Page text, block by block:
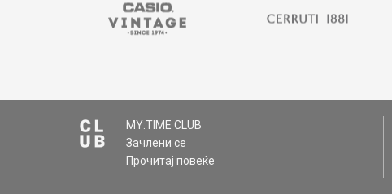
MY:TIME CLUB
Зачлени се
Прочитај повеќе